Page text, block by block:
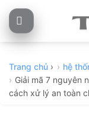
Skip
to
Trang chủ › hệ
Giải mã 7 nguyên
cách xử lý an toàn